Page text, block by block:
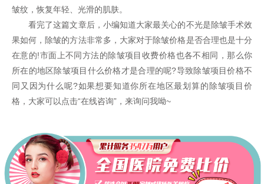
皱纹，恢复年轻、光滑的肌肤。
看完了这篇文章后，小编知道大家最关心的不光是除皱手术效
果如何，除皱的方法非常多，大家对于除皱价格是否合理也是十分
在意的!市面上不同方法的除皱项目收费价格也各不相同，那么你
所在的地区除皱项目什么价格才是合理的呢?导致除皱项目价格不
同又因为什么呢?如果想要知道你所在地区最划算的除皱项目价
格，大家可以点击“在线咨询”，来询问我呦~